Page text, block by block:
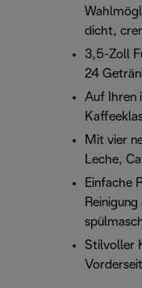
dicht,
3,5-Zoll
24
Auf Ihren
Mit vier
Leche,
Einfache
Stilvoller